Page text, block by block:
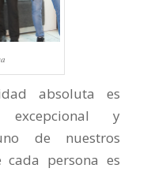
absoluta es
y
de nuestros
cada persona es